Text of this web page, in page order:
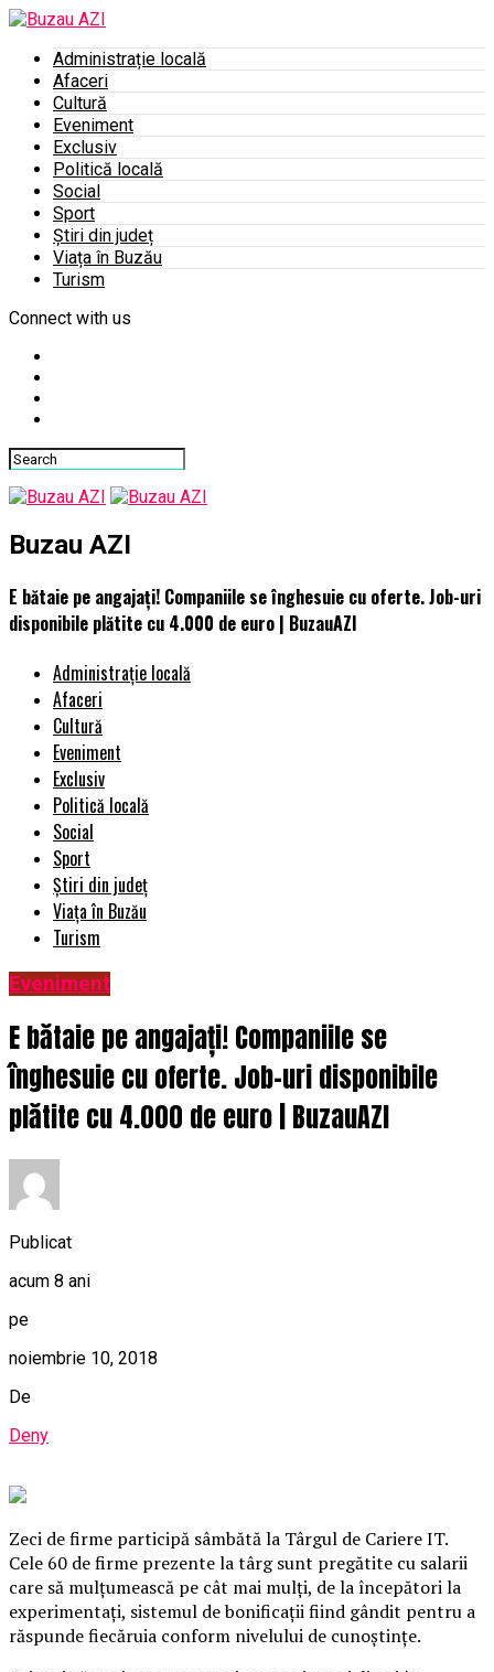
Administrație locală
Afaceri
Cultură
Eveniment
Exclusiv
Politică locală
Social
Sport
Știri din județ
Viața în Buzău
Turism
Connect with us
Buzau AZI
E bătaie pe angajați! Companiile se înghesuie cu oferte. Job-uri
disponibile plătite cu 4.000 de euro | BuzauAZI
Administrație locală
Afaceri
Cultură
Eveniment
Exclusiv
Politică locală
Social
Sport
Știri din județ
Viața în Buzău
Turism
Eveniment
E bătaie pe angajați! Companiile se
înghesuie cu oferte. Job-uri disponibile
plătite cu 4.000 de euro | BuzauAZI
Publicat
acum 8 ani
pe
noiembrie 10, 2018
De
Deny
Zeci de firme participă sâmbătă la Târgul de Cariere IT.
Cele 60 de firme prezente la târg sunt pregătite cu salarii
care să mulţumească pe cât mai mulţi, de la începători la
experimentaţi, sistemul de bonificaţii fiind gândit pentru a
răspunde fiecăruia conform nivelului de cunoştinţe.